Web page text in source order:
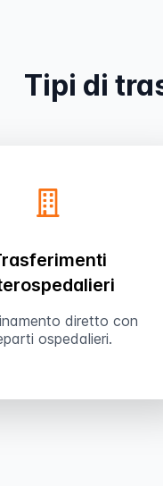
Tipi di
diretto con
ospedalieri.